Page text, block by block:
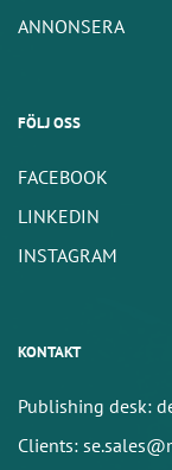
ANNONSERA
FÖLJ OSS
FACEBOOK
LINKEDIN
INSTAGRAM
KONTAKT
Publishing desk:
Clients: